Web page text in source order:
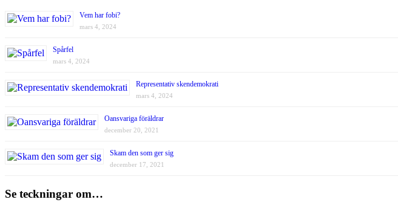
Vem har fobi?
mars 4, 2024
Spårfel
mars 4, 2024
Representativ skendemokrati
mars 4, 2024
Oansvariga föräldrar
december 20, 2021
Skam den som ger sig
december 17, 2021
Se teckningar om…